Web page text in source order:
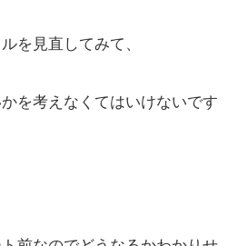
を見直してみて、
を考えなくてはいけないです